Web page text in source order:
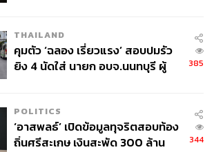
ABOUT THE AUTHOR
THAILAND
คุมตัว ‘ฉลอง เรี่ยวแรง’ สอบปมรัว
ยิง 4 นัดใส่ นายก อบจ.นนทบุรี ผู้
385
POLITICS
‘อาสพลธ์’ เปิดข้อมูลทุจริตสอบท้อง
ถิ่นศรีสะเกษ เงินสะพัด 300 ล้าน
344